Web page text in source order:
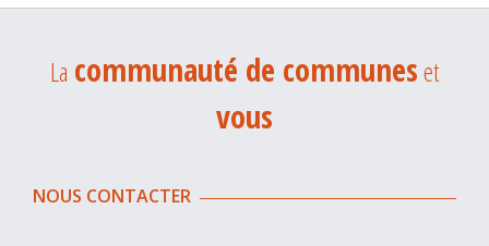
La communauté de communeset
vous
NOUS CONTACTER